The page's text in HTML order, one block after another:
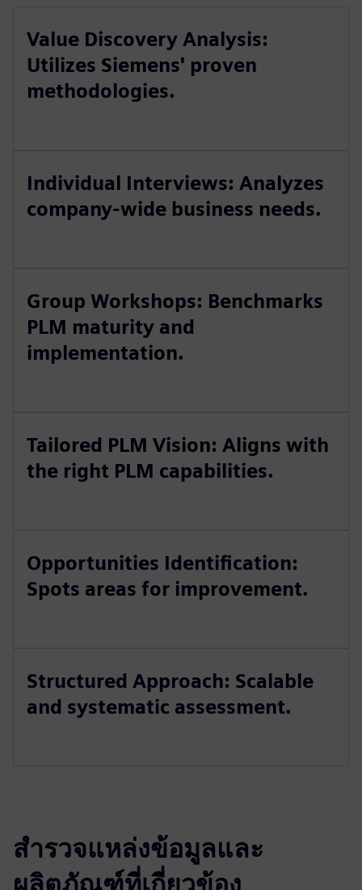
Value Discovery Analysis:
Utilizes Siemens' proven
methodologies.
Individual Interviews: Analyzes
company-wide business needs.
Group Workshops: Benchmarks
PLM maturity and
implementation.
Tailored PLM Vision: Aligns with
the right PLM capabilities.
Opportunities Identification:
Spots areas for improvement.
Structured Approach: Scalable
and systematic assessment.
สำรวจแหล่งข้อมูลและ